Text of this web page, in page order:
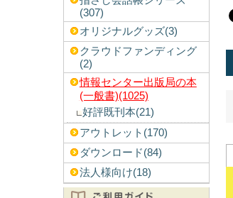
(307)
オリジナルグッズ(3)
クラウドファンディング
(2)
情報センター出版局の本
(一般書)(1025)
好評既刊本(21)
アウトレット(170)
ダウンロード(84)
法人様向け(18)